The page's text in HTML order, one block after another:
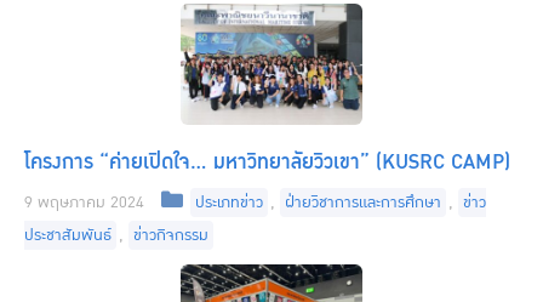
โครงการ “ค่ายเปิดใจ… มหาวิทยาลัยวิวเขา” (KUSRC CAMP)
9 พฤษภาคม 2024 Categories
ประเภทข่าว , ฝ่ายวิชาการและการศึกษา , ข่าว
ประชาสัมพันธ์ , ข่าวกิจกรรม